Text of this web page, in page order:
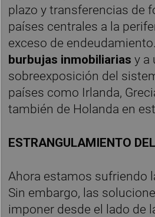
plazo y transferencias de
países centrales a la
exceso de
burbujas inmobiliarias y a
sobreexposición del
países como Irlanda,
también de Holanda en
ESTRANGULAMIENTO
Ahora estamos sufriendo
Sin embargo, las
imponer desde el lado de